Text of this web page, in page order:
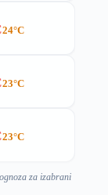
24°C
23°C
23°C
za izabrani